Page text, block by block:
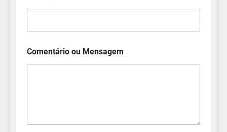
Comentário ou Mensagem